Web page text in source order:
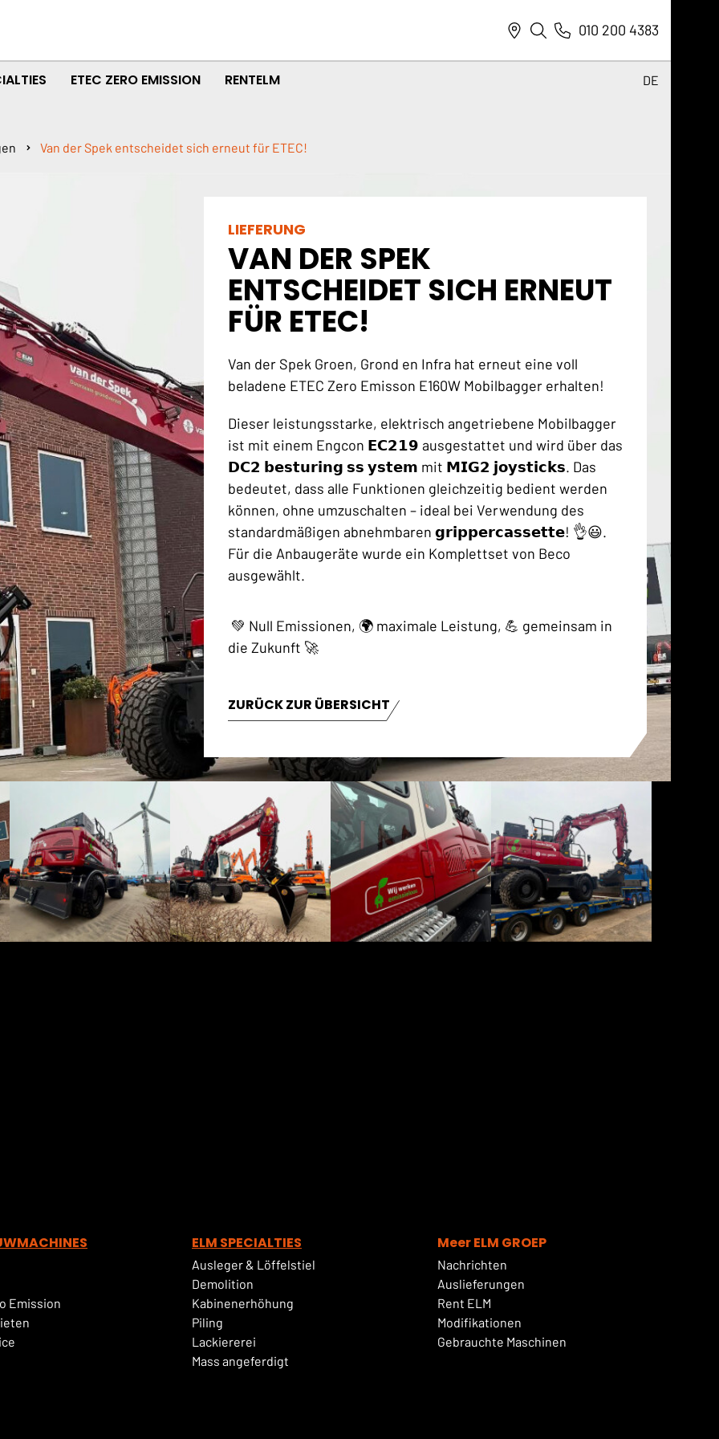
010 200 4383
ETEC ZERO EMISSION RENTELM DE
Van der Spek entscheidet sich erneut für ETEC!
LIEFERUNG
VAN DER SPEK
ENTSCHEIDET SICH ERNEUT
FÜR ETEC!
Van der Spek Groen, Grond en Infra hat erneut eine voll
beladene ETEC Zero Emisson E160W Mobilbagger erhalten!
Dieser leistungsstarke, elektrisch angetriebene Mobilbagger
ist mit einem Engcon 𝗘𝗖𝟮𝟭𝟵 ausgestattet und wird über das
𝗗𝗖𝟮 𝗯𝗲𝘀𝘁𝘂𝗿𝗶𝗻𝗴 𝘀𝘀 𝘆𝘀𝘁𝗲𝗺 mit 𝗠𝗜𝗚𝟮 𝗷𝗼𝘆𝘀𝘁𝗶𝗰𝗸𝘀. Das
bedeutet, dass alle Funktionen gleichzeitig bedient werden
können, ohne umzuschalten – ideal bei Verwendung des
standardmäßigen abnehmbaren 𝗴𝗿𝗶𝗽𝗽𝗲𝗿𝗰𝗮𝘀𝘀𝗲𝘁𝘁𝗲! 👌😃.
Für die Anbaugeräte wurde ein Komplettset von Beco
ausgewählt.
💚 Null Emissionen, 🌍 maximale Leistung, 💪 gemeinsam in
die Zukunft 🚀
ZURÜCK ZUR ÜBERSICHT
Emission
ELM SPECIALTIES
Ausleger & Löffelstiel
Demolition
Kabinenerhöhung
Piling
Lackiererei
Mass angeferdigt
Meer ELM GROEP
Nachrichten
Auslieferungen
Rent ELM
Modifikationen
Gebrauchte Maschinen